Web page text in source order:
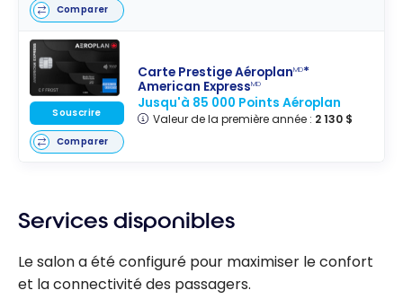
Comparer
Carte Prestige AéroplanMD*
American ExpressMD
Jusqu'à 85 000 Points Aéroplan
Valeur de la première année : 2 130 $
Souscrire
Comparer
Services disponibles
Le salon a été configuré pour maximiser le confort
et la connectivité des passagers.